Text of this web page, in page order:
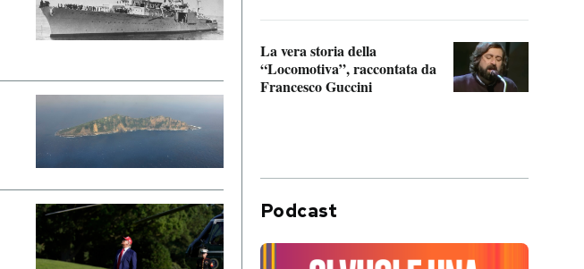
La vera storia della
“Locomotiva”, raccontata da
Francesco Guccini
Podcast